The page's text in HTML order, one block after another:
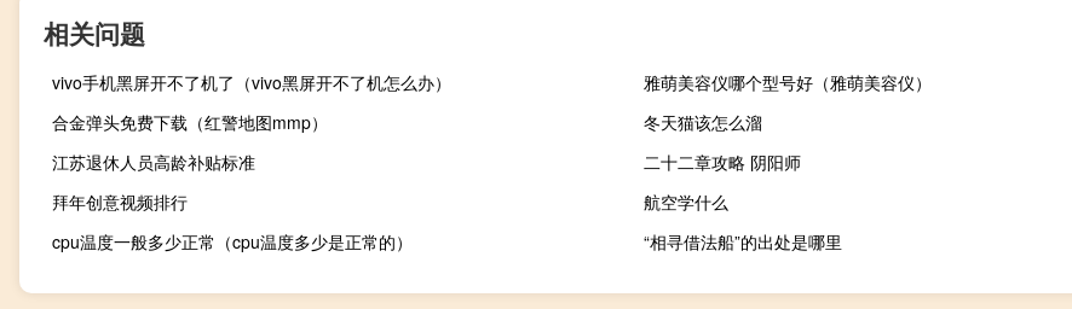
相关问题
vivo手机黑屏开不了机了（vivo黑屏开不了机怎么办）
雅萌美容仪哪个型号好（雅萌美容仪）
合金弹头免费下载（红警地图mmp）
冬天猫该怎么溜
江苏退休人员高龄补贴标准
二十二章攻略 阴阳师
拜年创意视频排行
航空学什么
cpu温度一般多少正常（cpu温度多少是正常的）
“相寻借法船”的出处是哪里